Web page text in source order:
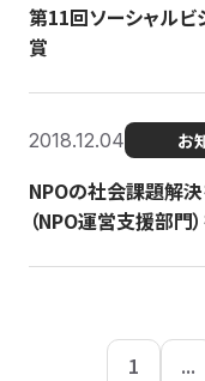
第11回ソーシャルビ
賞
2018.12.04 お
NPOの社会課題解
（NPO運営支援部門
1 ...